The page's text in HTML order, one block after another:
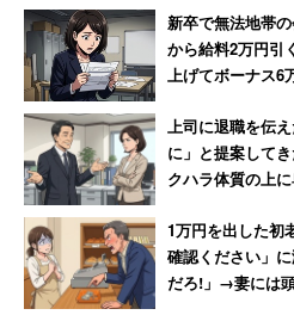
あわせてよみたい：ご飯は人間
キャリコネであの有名企
「年収」「残業」の実態
＞＞有名企業の２０代平均年
＞＞有名企業の３０代平均年
＞＞人気職種別 最高年収ラン
新卒で無法地帯
から給料2万円引
上げてボーナス6
上司に退職を伝
に」と提案して
クハラ体質の上
1万円を出した初
確認ください」
だろ!」→妻には